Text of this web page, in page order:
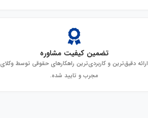
تضمین کیفیت مشاوره
ارائه دقیق‌ترین و کاربردی‌ترین راهکارهای حقوقی توسط وکلای
مجرب و تایید شده.